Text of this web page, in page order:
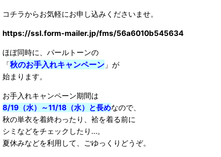
コチラからお気軽にお申し込みくださいませ。
https://ssl.form-mailer.jp/fms/56a6010b545634
ほぼ同時に、パールトーンの
「秋のお手入れキャンペーン 」が
始まります。
お手入れキャンペーン期間は
8/19（水）～11/18（水）と長めなので、
秋の単衣を着終わったり、袷を着る前に
シミなどをチェックしたり…。
夏休みなどを利用して、ごゆっくりどうぞ。